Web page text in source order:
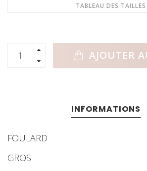
TABLEAU DES TAILLES
AJOUTER
INFORMATIONS
FOULARD
GROS